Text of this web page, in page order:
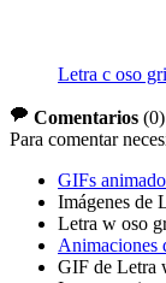
Letra c oso
Comentarios (0)
Para comentar
GIFs
Imágenes de
Letra w oso
Animaciones
GIF de Letra